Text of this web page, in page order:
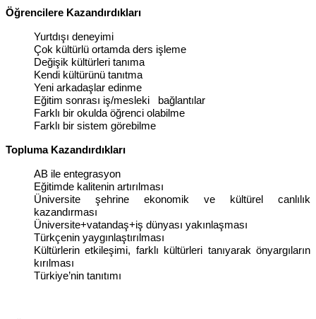
Öğrencilere Kazandırdıkları
Yurtdışı deneyimi
Çok kültürlü ortamda ders işleme
Değişik kültürleri tanıma
Kendi kültürünü tanıtma
Yeni arkadaşlar edinme
Eğitim sonrası iş/mesleki bağlantılar
Farklı bir okulda öğrenci olabilme
Farklı bir sistem görebilme
Topluma Kazandırdıkları
AB ile entegrasyon
Eğitimde kalitenin artırılması
Üniversite şehrine ekonomik ve kültürel canlılık
kazandırması
Üniversite+vatandaş+iş dünyası yakınlaşması
Türkçenin yaygınlaştırılması
Kültürlerin etkileşimi, farklı kültürleri tanıyarak önyargıların
kırılması
Türkiye’nin tanıtımı